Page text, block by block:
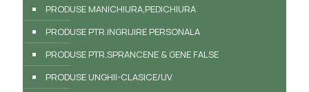
PRODUSE MANICHIURA,PEDICHIURA
PRODUSE PTR.INGRIJIRE PERSONALA
PRODUSE PTR.SPRANCENE & GENE FALSE
PRODUSE UNGHII-CLASICE/UV